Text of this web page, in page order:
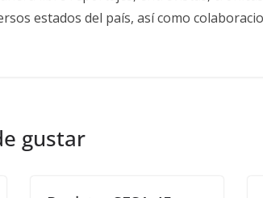
estados del país, así como
gustar